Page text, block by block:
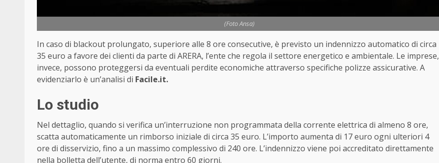
(Foto Ansa)
In caso di blackout prolungato, superiore alle 8 ore consecutive, è previsto un indennizzo automatico di circa
35 euro a favore dei clienti da parte di ARERA, l’ente che regola il settore energetico e ambientale. Le imprese,
invece, possono proteggersi da eventuali perdite economiche attraverso specifiche polizze assicurative. A
evidenziarlo è un’analisi di Facile.it.
Lo studio
Nel dettaglio, quando si verifica un’interruzione non programmata della corrente elettrica di almeno 8 ore,
scatta automaticamente un rimborso iniziale di circa 35 euro. L’importo aumenta di 17 euro ogni ulteriori 4
ore di disservizio, fino a un massimo complessivo di 240 ore. L’indennizzo viene poi accreditato direttamente
nella bolletta dell’utente, di norma entro 60 giorni.